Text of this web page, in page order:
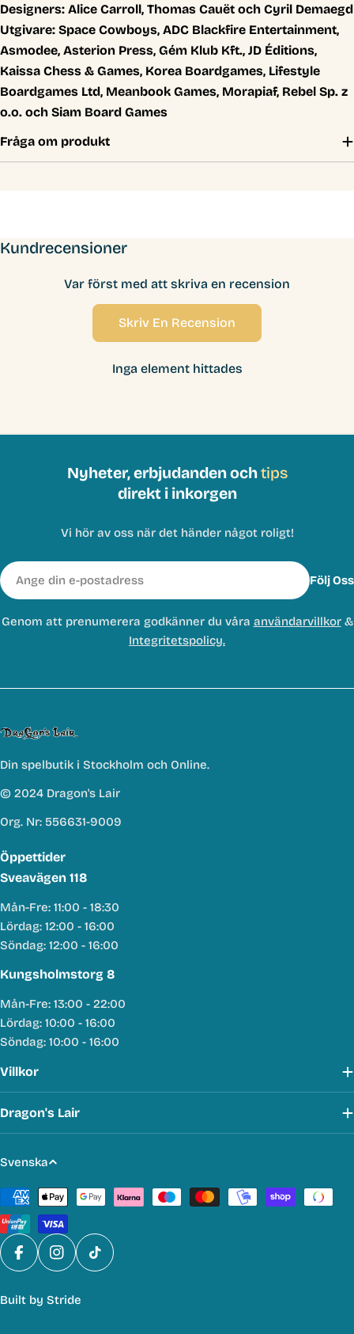
Designers: Alice Carroll, Thomas Cauët och Cyril Demaegd
Utgivare: Space Cowboys, ADC Blackfire Entertainment,
Asmodee, Asterion Press, Gém Klub Kft., JD Éditions,
Kaissa Chess & Games, Korea Boardgames, Lifestyle
Boardgames Ltd, Meanbook Games, Morapiaf, Rebel Sp. z
o.o. och Siam Board Games
Fråga om produkt
Kundrecensioner
Var först med att skriva en recension
Skriv En Recension
Inga element hittades
Nyheter, erbjudanden ochtips
direkt i inkorgen
Vi hör av oss när det händer något roligt!
E-
post
Följ Oss
Genom att prenumerera godkänner du våra användarvillkor&
Integritetspolicy.
Din spelbutik i Stockholm och Online.
© 2024 Dragon's Lair
Org. Nr: 556631-9009
Öppettider
Sveavägen 118
Mån-Fre: 11:00 - 18:30
Lördag: 12:00 - 16:00
Söndag: 12:00 - 16:00
Kungsholmstorg 8
Mån-Fre: 13:00 - 22:00
Lördag: 10:00 - 16:00
Söndag: 10:00 - 16:00
Villkor
Dragon's Lair
S
p
r
å
k
Svenska
Betalmetoder
FacebookInstagram
TikTok
Built by Stride